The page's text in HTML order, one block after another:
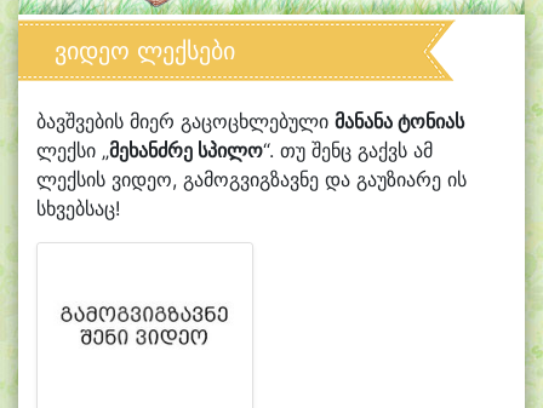
ვიდეო ლექსები
ბავშვების მიერ გაცოცხლებული მანანა ტონიას
ლექსი „მეხანძრე სპილო“. თუ შენც გაქვს ამ
ლექსის ვიდეო, გამოგვიგზავნე და გაუზიარე ის
სხვებსაც!